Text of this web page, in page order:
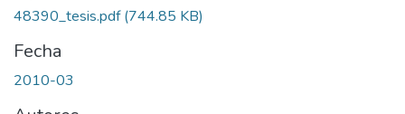
48390_tesis.pdf(744.85 KB)
Fecha
2010-03